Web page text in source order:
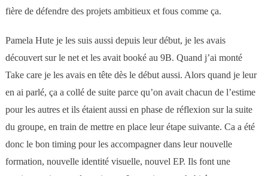
fière de défendre des projets ambitieux et fous comme ça.
Pamela Hute je les suis aussi depuis leur début, je les avais
découvert sur le net et les avait booké au 9B. Quand j’ai monté
Take care je les avais en tête dès le début aussi. Alors quand je leur
en ai parlé, ça a collé de suite parce qu’on avait chacun de l’estime
pour les autres et ils étaient aussi en phase de réflexion sur la suite
du groupe, en train de mettre en place leur étape suivante. Ca a été
donc le bon timing pour les accompagner dans leur nouvelle
formation, nouvelle identité visuelle, nouvel EP. Ils font une